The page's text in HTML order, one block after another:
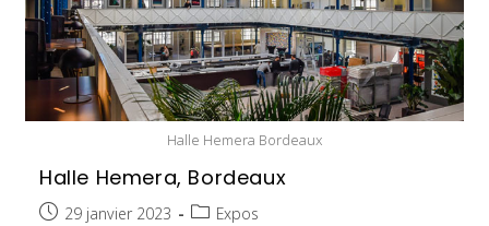
Halle Hemera Bordeaux
Halle Hemera, Bordeaux
Publication
29 janvier 2023
PostExpos